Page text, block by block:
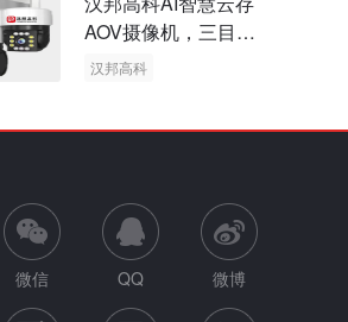
AOV摄像机，三目太
阳能多摄球机
汉邦高科
微信 QQ 微博